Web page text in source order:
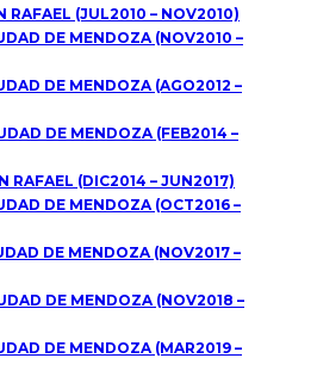
RAFAEL (JUL2010 – NOV2010)
DE MENDOZA (NOV2010 –
DE MENDOZA (AGO2012 –
DE MENDOZA (FEB2014 –
RAFAEL (DIC2014 – JUN2017)
DE MENDOZA (OCT2016 –
DE MENDOZA (NOV2017 –
DE MENDOZA (NOV2018 –
DE MENDOZA (MAR2019 –